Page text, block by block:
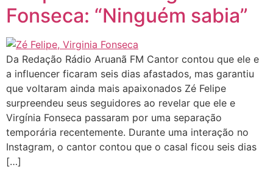
Fonseca: “Ninguém sabia”
Da Redação Rádio Aruanã FM Cantor contou que ele e
a influencer ficaram seis dias afastados, mas garantiu
que voltaram ainda mais apaixonados Zé Felipe
surpreendeu seus seguidores ao revelar que ele e
Virgínia Fonseca passaram por uma separação
temporária recentemente. Durante uma interação no
Instagram, o cantor contou que o casal ficou seis dias
[…]